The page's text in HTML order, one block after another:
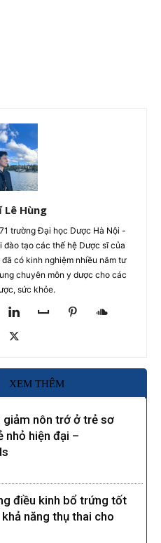
Lê Hùng
trường Đại học Dược Hà Nội -
tạo các thế hệ Dược sĩ của
có kinh nghiệm nhiều năm tư
chuyên môn y dược cho các
sức khỏe.
XEM THÊM
giảm nôn trớ ở trẻ sơ
nhỏ hiện đại –
điều kinh bổ trứng tốt
năng thụ thai cho